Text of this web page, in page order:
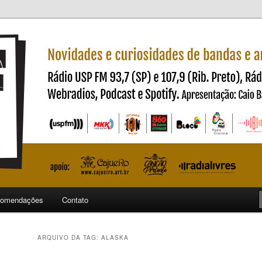
Contato
ARQUIVO DA TAG: ALASKA